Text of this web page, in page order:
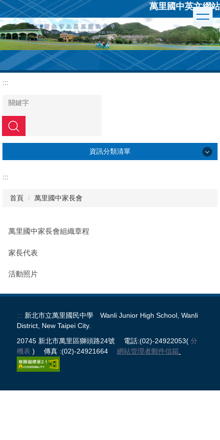
跳
到
主
要
容
區
萬里國中英文網站
:::
搜尋
資訊分類清單
行政組織
處室表單區
正常教學專區
新生專區
升學專區
獎助學金申請
:::
首頁 萬里國中家長會
萬里國中家長會組織章程
家長代表
活動照片
::: 新北市立萬里國民中學 Wanli Junior High School, Wanli
District, New Taipei City.
20745 新北市萬里區獅頭路24號 電話:(02)-24922053( 分
機表 ) 傳真 :(02)-24921664 網站管理者郵件信箱